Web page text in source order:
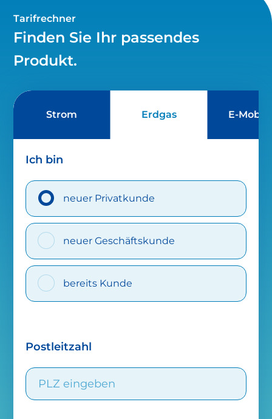
Finden Sie Ihr passendes
Produkt.
Tarifrechner
Strom Erdgas E-
Ich bin
neuer Privatkunde
neuer Geschäftskunde
bereits Kunde
Postleitzahl